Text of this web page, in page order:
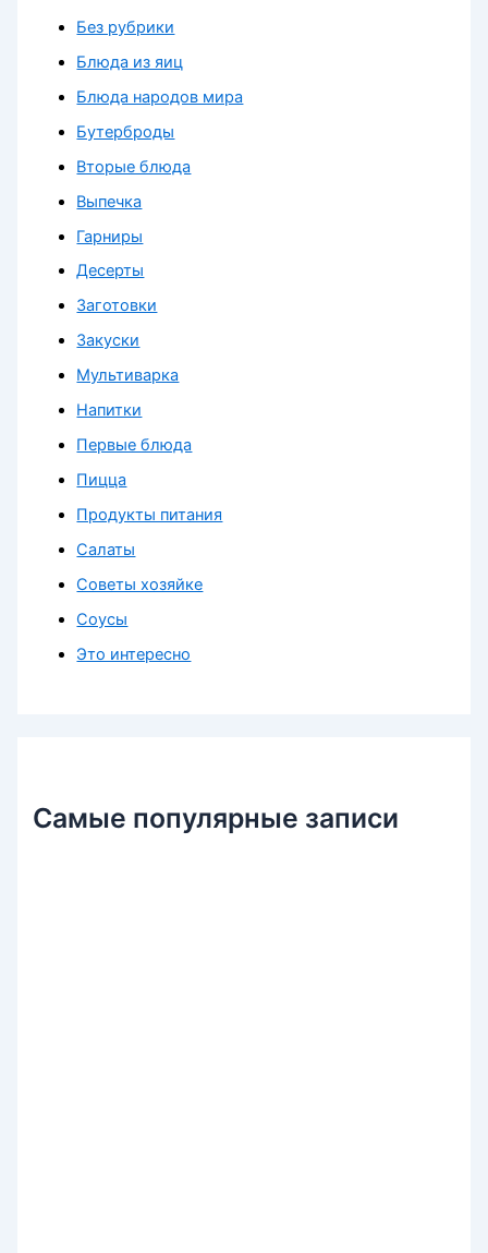
Без рубрики
Блюда из яиц
Блюда народов мира
Бутерброды
Вторые блюда
Выпечка
Гарниры
Десерты
Заготовки
Закуски
Мультиварка
Напитки
Первые блюда
Пицца
Продукты питания
Салаты
Советы хозяйке
Соусы
Это интересно
Самые популярные записи